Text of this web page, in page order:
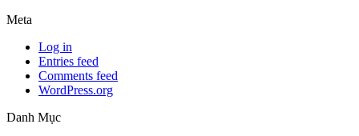
Meta
Log in
Entries feed
Comments feed
WordPress.org
Danh Mục